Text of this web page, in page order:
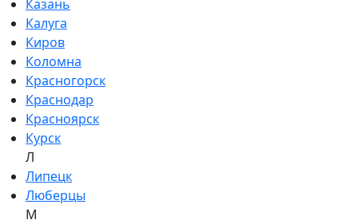
Казань
Калуга
Киров
Коломна
Красногорск
Краснодар
Красноярск
Курск
Л
Липецк
Люберцы
М